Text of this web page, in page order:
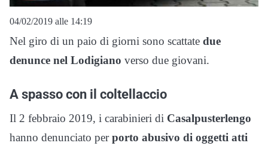
04/02/2019 alle 14:19
Nel giro di un paio di giorni sono scattate due
denunce nel Lodigiano verso due giovani.
A spasso con il coltellaccio
Il 2 febbraio 2019, i carabinieri di Casalpusterlengo
hanno denunciato perporto abusivo di oggetti atti